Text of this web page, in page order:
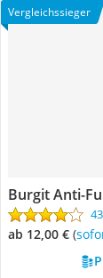
Vergleichssieger
Burgit Anti-
ab 12,00 € (